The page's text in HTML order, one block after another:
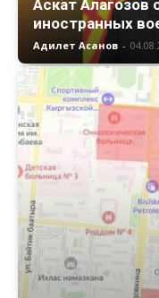
Аскат
иностранных
Адилет Асанов -